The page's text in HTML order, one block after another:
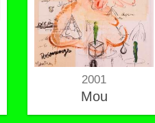
2001
Mou